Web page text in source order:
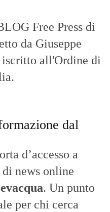
Free Press di
da Giuseppe
all'Ordine di
dal
d’accesso a
news online
. Un punto
per chi cerca